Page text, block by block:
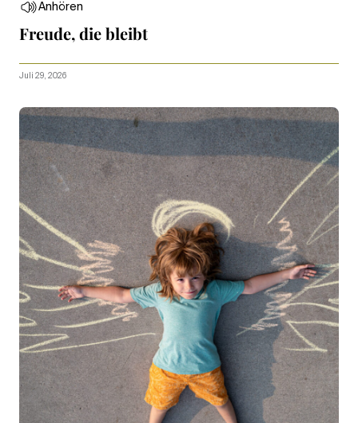
Anhören
Freude, die bleibt
Juli 29, 2026